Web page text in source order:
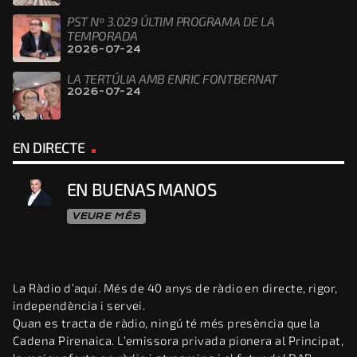
PST Nº 3.029 ÚLTIM PROGRAMA DE LA
TEMPORADA
2026-07-24
LA TERTÚLIA AMB ENRIC FONTBERNAT
2026-07-24
EN DIRECTE
EN BUENAS MANOS
VEURE MÉS
La Ràdio d’aquí. Més de 40 anys de ràdio en directe, rigor,
independència i servei.
Quan es tracta de ràdio, ningú té més presència que la
Cadena Pirenaica. L’emissora privada pionera al Principat,